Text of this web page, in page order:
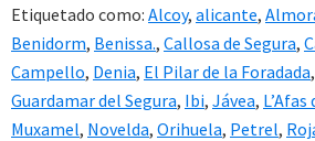
Etiquetado como: Alcoy, alicante,
Benidorm, Benissa., Callosa de Segura,
Campello, Denia, El Pilar de la Foradada,
Guardamar del Segura, Ibi, Jávea,
Muxamel, Novelda, Orihuela, Petrel,